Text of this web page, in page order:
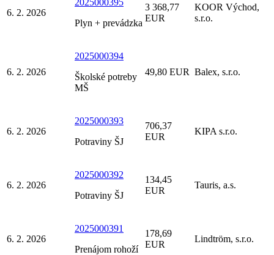
6. 2. 2026
Plyn + prevádzka
3 368,77
EUR
KOOR Východ,
s.r.o.
6. 2. 2026
2025000394
Školské potreby
MŠ
49,80 EUR Balex, s.r.o.
6. 2. 2026
2025000393
Potraviny ŠJ
706,37
EUR
KIPA s.r.o.
6. 2. 2026
2025000392
Potraviny ŠJ
134,45
EUR
Tauris, a.s.
6. 2. 2026
2025000391
Prenájom rohoží
178,69
EUR
Lindtröm, s.r.o.